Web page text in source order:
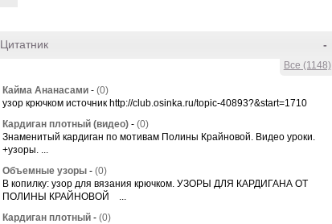
-
Цитатник
Все (1148)
Кайма Ананасами - (0)
узор крючком источник http://club.osinka.ru/topic-40893?&start=1710
Кардиган плотный (видео) - (0)
Знаменитый кардиган по мотивам Полины Крайновой. Видео уроки.
+узоры. ...
Объемные узоры - (0)
В копилку: узор для вязания крючком. УЗОРЫ ДЛЯ КАРДИГАНА ОТ
ПОЛИНЫ КРАЙНОВОЙ ...
Кардиган плотный - (0)